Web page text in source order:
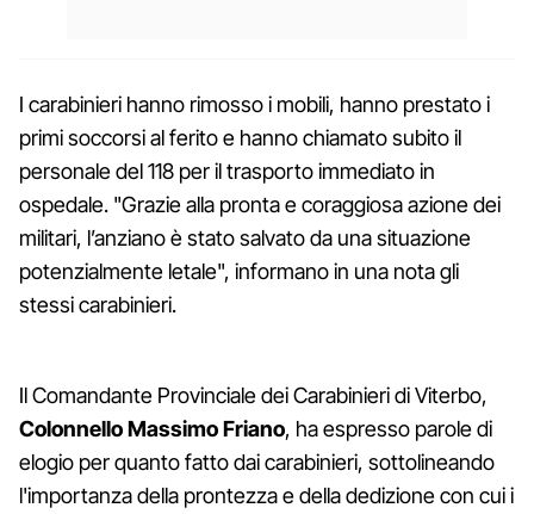
I carabinieri hanno rimosso i mobili, hanno prestato i
primi soccorsi al ferito e hanno chiamato subito il
personale del 118 per il trasporto immediato in
ospedale. "Grazie alla pronta e coraggiosa azione dei
militari, l’anziano è stato salvato da una situazione
potenzialmente letale", informano in una nota gli
stessi carabinieri.
Il Comandante Provinciale dei Carabinieri di Viterbo,
Colonnello Massimo Friano, ha espresso parole di
elogio per quanto fatto dai carabinieri, sottolineando
l'importanza della prontezza e della dedizione con cui i